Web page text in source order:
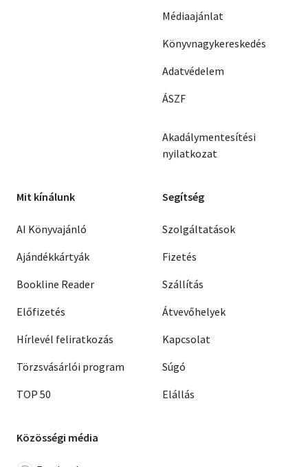
Médiaajánlat
Könyvnagykereskedés
Adatvédelem
ÁSZF
Akadálymentesítési
nyilatkozat
Mit kínálunk
AI Könyvajánló
Ajándékkártyák
Bookline Reader
Előfizetés
Hírlevél feliratkozás
Törzsvásárlói program
TOP 50
Segítség
Szolgáltatások
Fizetés
Szállítás
Átvevőhelyek
Kapcsolat
Súgó
Elállás
Közösségi média